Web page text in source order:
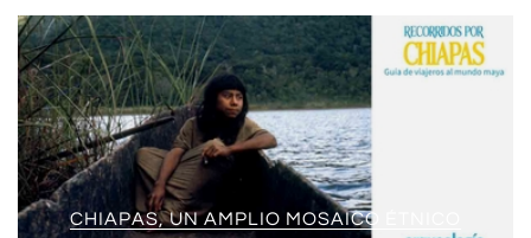
CHIAPAS, UN AMPLIO MOSAICO ÉTNICO